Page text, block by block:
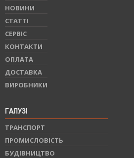
НОВИНИ
СТАТТI
СЕРВIС
КОНТАКТИ
ОПЛАТА
ДОСТАВКА
ВИРОБНИКИ
ГАЛУЗІ
ТРАНСПОРТ
ПРОМИСЛОВІСТЬ
БУДІВНИЦТВО